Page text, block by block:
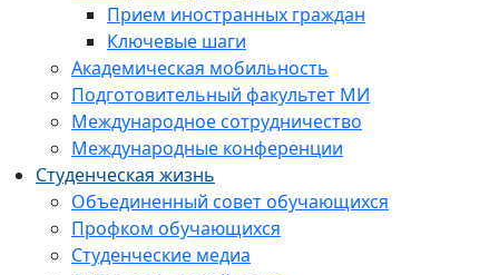
Прием иностранных граждан
Ключевые шаги
Академическая мобильность
Подготовительный факультет МИ
Международное сотрудничество
Международные конференции
Студенческая жизнь
Объединенный совет обучающихся
Профком обучающихся
Студенческие медиа